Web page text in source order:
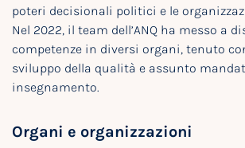
poteri decisionali politici e le
Nel 2022, il team dell’ANQ ha messo a
competenze in diversi organi, tenuto
sviluppo della qualità e assunto
insegnamento.
Organi e organizzazioni